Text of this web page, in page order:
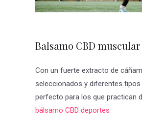
Balsamo CBD
Con un fuerte extracto de
seleccionados y diferentes
perfecto para los que practican
bálsamo CBD deportes